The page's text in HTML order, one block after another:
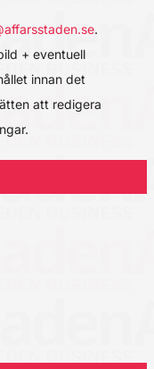
.
+ eventuell
innan det
att redigera